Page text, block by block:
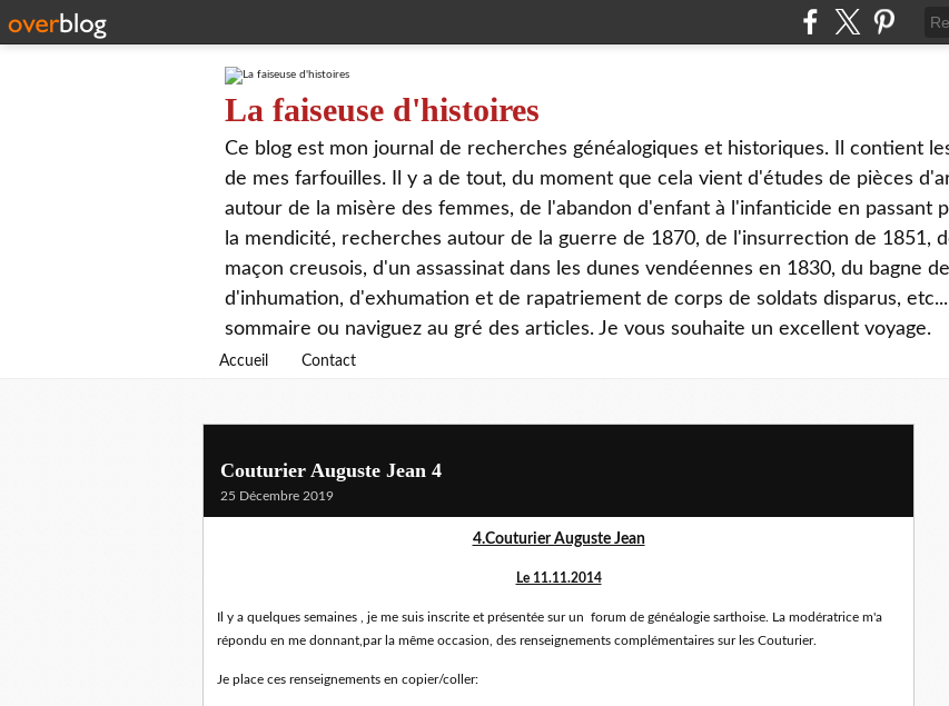
La faiseuse d'histoires
Ce blog est mon journal de recherches généalogiques et historiques. Il contient
de mes farfouilles. Il y a de tout, du moment que cela vient d'études de pièces
autour de la misère des femmes, de l'abandon d'enfant à l'infanticide en passant
la mendicité, recherches autour de la guerre de 1870, de l'insurrection de 1851,
maçon creusois, d'un assassinat dans les dunes vendéennes en 1830, du bagne
d'inhumation, d'exhumation et de rapatriement de corps de soldats disparus,
sommaire ou naviguez au gré des articles. Je vous souhaite un excellent voyage.
Accueil Contact
Couturier Auguste Jean 4
25 Décembre 2019
4.Couturier Auguste Jean
Le 11.11.2014
Il y a quelques semaines , je me suis inscrite et présentée sur un forum de généalogie sarthoise. La modératrice m'a
répondu en me donnant,par la même occasion, des renseignements complémentaires sur les Couturier.
Je place ces renseignements en copier/coller: